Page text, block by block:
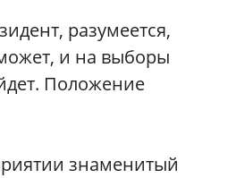
разумеется,
и на выборы
Положение
знаменитый